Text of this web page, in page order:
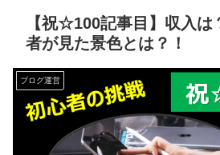
【祝☆100記事目】収入は
者が見た景色とは？！
ブログ運営